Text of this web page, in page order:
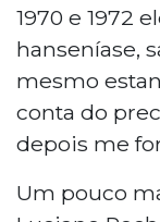
1970 e 1972
hanseníase,
mesmo
conta do
depois me
Um pouco